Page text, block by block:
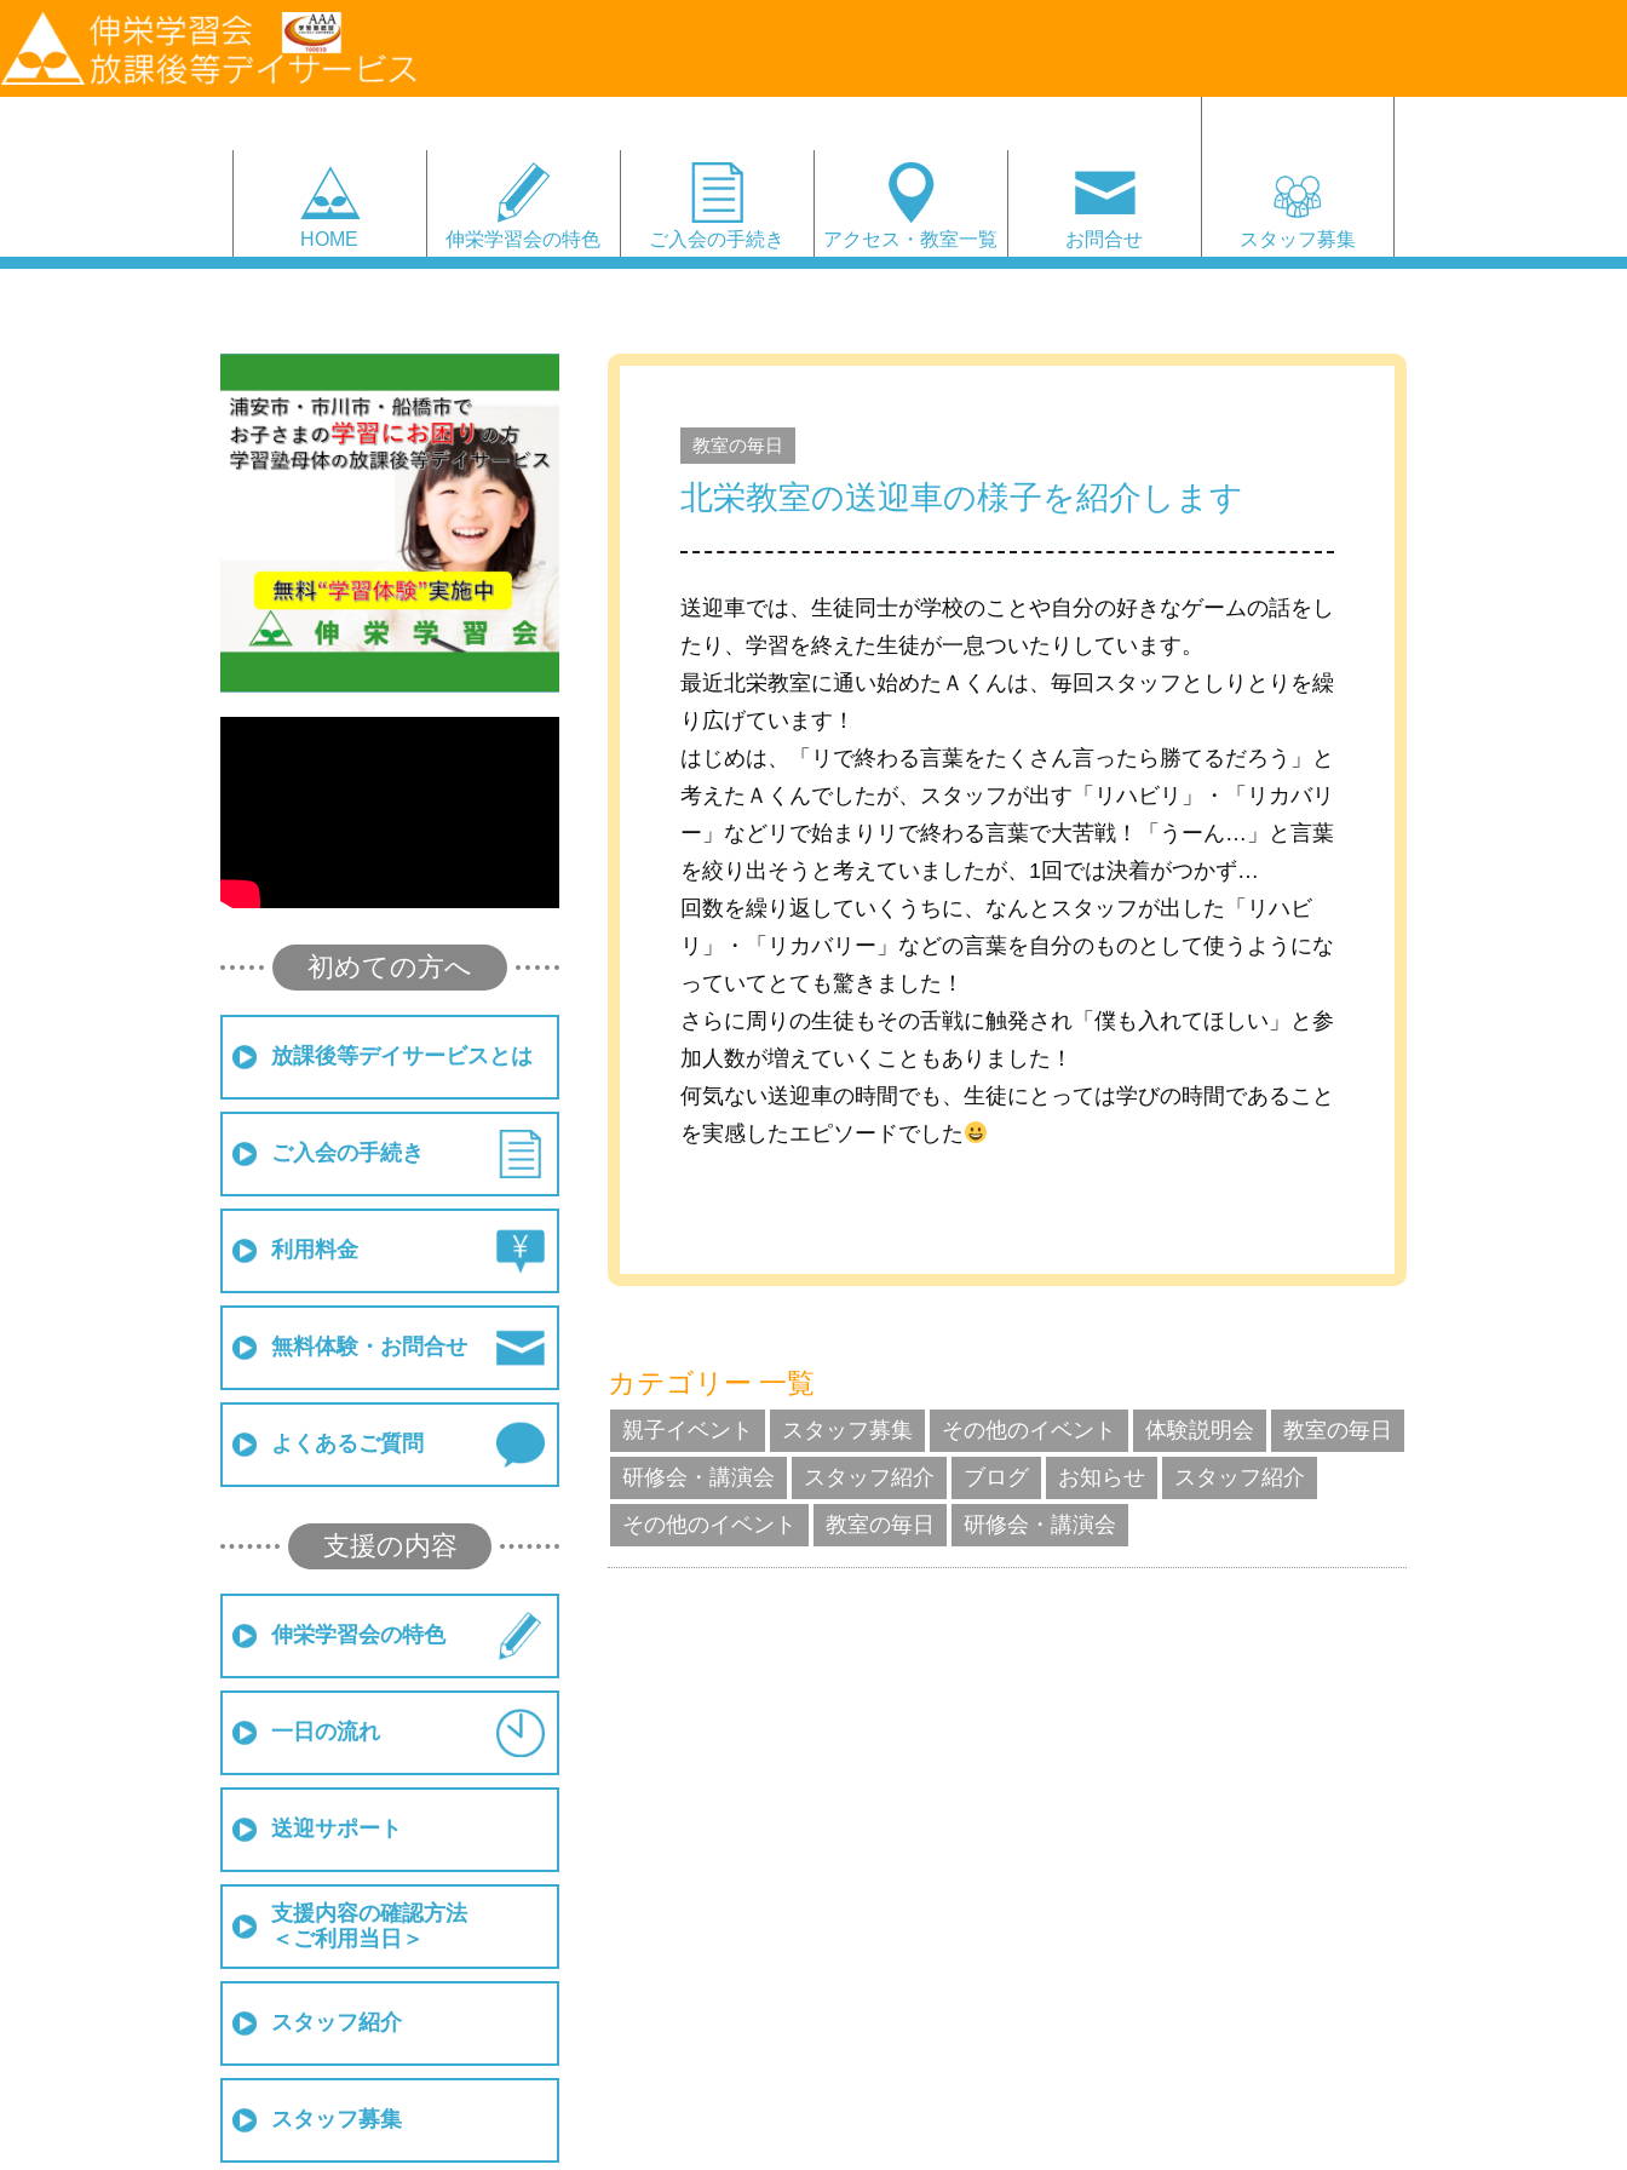
HOME 伸栄学習会の特色 ご入会の手続き アクセス・教室一覧 お問合せ スタッフ募集
初めての方へ
放課後等デイサービスとは
ご入会の手続き
利用料金
無料体験・お問合せ
よくあるご質問
支援の内容
伸栄学習会の特色
一日の流れ
送迎サポート
支援内容の確認方法
＜ご利用当日＞
スタッフ紹介
スタッフ募集
教室の毎日
北栄教室の送迎車の様子を紹介します
送迎車では、生徒同士が学校のことや自分の好きなゲームの話をし
たり、学習を終えた生徒が一息ついたりしています。
最近北栄教室に通い始めたＡくんは、毎回スタッフとしりとりを繰
り広げています！
はじめは、「リで終わる言葉をたくさん言ったら勝てるだろう」と
考えたＡくんでしたが、スタッフが出す「リハビリ」・「リカバリ
ー」などリで始まりリで終わる言葉で大苦戦！「うーん…」と言葉
を絞り出そうと考えていましたが、1回では決着がつかず…
回数を繰り返していくうちに、なんとスタッフが出した「リハビ
リ」・「リカバリー」などの言葉を自分のものとして使うようにな
っていてとても驚きました！
さらに周りの生徒もその舌戦に触発され「僕も入れてほしい」と参
加人数が増えていくこともありました！
何気ない送迎車の時間でも、生徒にとっては学びの時間であること
を実感したエピソードでした
カテゴリー 一覧
親子イベント スタッフ募集 その他のイベント 体験説明会
教室の毎日
研修会・講演会
スタッフ紹介 ブログ お知らせ
スタッフ紹介
その他のイベント
教室の毎日 研修会・講演会